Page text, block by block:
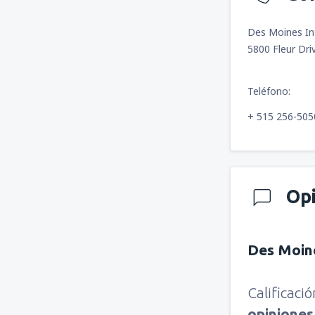
Des Moines
5800 Fleur
Teléfono:
+ 515 256-
Des